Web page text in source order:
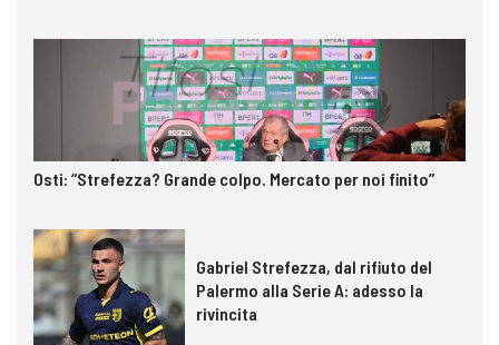
Osti: “Strefezza? Grande colpo. Mercato per noi finito”
Gabriel Strefezza, dal rifiuto del
Palermo alla Serie A: adesso la
rivincita